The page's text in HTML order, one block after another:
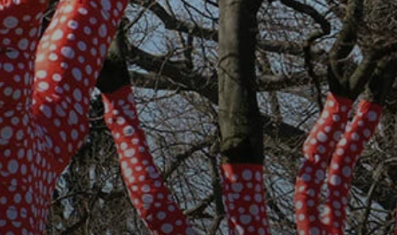
abóboras na arte
de Kusama.